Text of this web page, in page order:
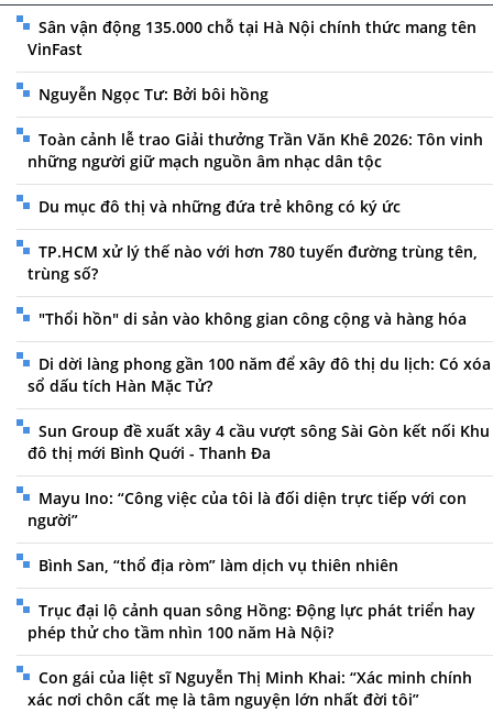
Sân vận động 135.000 chỗ tại Hà Nội chính thức mang tên
VinFast
Nguyễn Ngọc Tư: Bởi bôi hồng
Toàn cảnh lễ trao Giải thưởng Trần Văn Khê 2026: Tôn vinh
những người giữ mạch nguồn âm nhạc dân tộc
Du mục đô thị và những đứa trẻ không có ký ức
TP.HCM xử lý thế nào với hơn 780 tuyến đường trùng tên,
trùng số?
"Thổi hồn" di sản vào không gian công cộng và hàng hóa
Di dời làng phong gần 100 năm để xây đô thị du lịch: Có xóa
sổ dấu tích Hàn Mặc Tử?
Sun Group đề xuất xây 4 cầu vượt sông Sài Gòn kết nối Khu
đô thị mới Bình Quới - Thanh Đa
Mayu Ino: “Công việc của tôi là đối diện trực tiếp với con
người”
Bình San, “thổ địa ròm” làm dịch vụ thiên nhiên
Trục đại lộ cảnh quan sông Hồng: Động lực phát triển hay
phép thử cho tầm nhìn 100 năm Hà Nội?
Con gái của liệt sĩ Nguyễn Thị Minh Khai: “Xác minh chính
xác nơi chôn cất mẹ là tâm nguyện lớn nhất đời tôi”